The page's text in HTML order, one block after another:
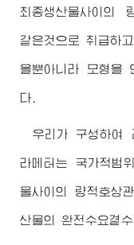
최종생산물사이의
같은것으로 취급하
을뿐아니라 모형을
다.
우리가 구성하여
라메터는 국가적범
물사이의 량적호상
산물의 완전수요곁